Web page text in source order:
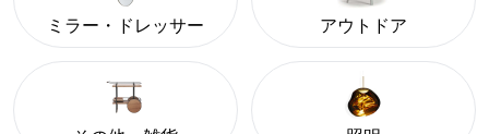
ミラー・ドレッサー アウトドア